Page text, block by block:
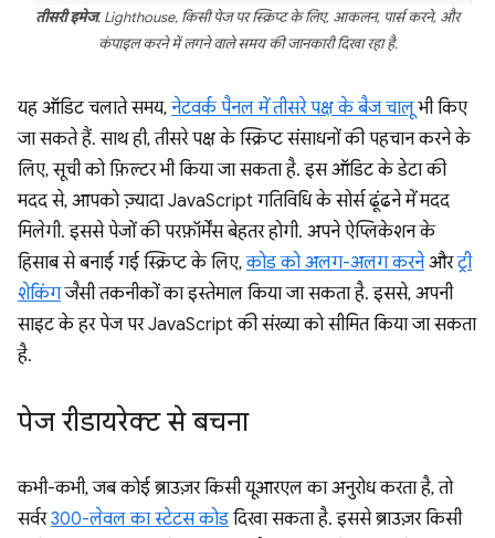
तीसरी इमेज. Lighthouse, किसी पेज पर स्क्रिप्ट के लिए, आकलन, पार्स करने, और
कंपाइल करने में लगने वाले समय की जानकारी दिखा रहा है.
यह ऑडिट चलाते समय, नेटवर्क पैनल में तीसरे पक्ष के बैज चालूभी किए
जा सकते हैं. साथ ही, तीसरे पक्ष के स्क्रिप्ट संसाधनों की पहचान करने के
लिए, सूची को फ़िल्टर भी किया जा सकता है. इस ऑडिट के डेटा की
मदद से, आपको ज़्यादा JavaScript गतिविधि के सोर्स ढूंढने में मदद
मिलेगी. इससे पेजों की परफ़ॉर्मेंस बेहतर होगी. अपने ऐप्लिकेशन के
हिसाब से बनाई गई स्क्रिप्ट के लिए,कोड को अलग-अलग करनेऔरट्री
शेकिंगजैसी तकनीकों का इस्तेमाल किया जा सकता है. इससे, अपनी
साइट के हर पेज पर JavaScript की संख्या को सीमित किया जा सकता
है.
पेज रीडायरेक्ट से बचना
कभी-कभी, जब कोई ब्राउज़र किसी यूआरएल का अनुरोध करता है, तो
सर्वर300-लेवल का स्टेटस कोड दिखा सकता है. इससे ब्राउज़र किसी